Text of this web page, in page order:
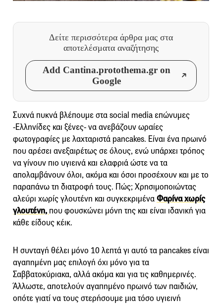
Δείτε περισσότερα άρθρα μας στα
αποτελέσματα αναζήτησης
Add Cantina.protothema.gr on
Google
Συχνά πυκνά βλέπουμε στα social media επώνυμες
-Ελληνίδες και ξένες- να ανεβάζουν ωραίες
φωτογραφίες με λαχταριστά pancakes. Είναι ένα πρωινό
που αρέσει ανεξαιρέτως σε όλους, ενώ υπάρχει τρόπος
να γίνουν πιο υγιεινά και ελαφριά ώστε να τα
απολαμβάνουν όλοι, ακόμα και όσοι προσέχουν και με το
παραπάνω τη διατροφή τους. Πώς; Χρησιμοποιώντας
αλεύρι χωρίς γλουτένη και συγκεκριμέναΦαρίνα χωρίς
γλουτένη, που φουσκώνει μόνη της και είναι ιδανική για
κάθε είδους κέικ.
Η συνταγή θέλει μόνο 10 λεπτά γι αυτό τα pancakes είναι
αγαπημένη μας επιλογή όχι μόνο για τα
Σαββατοκύριακα, αλλά ακόμα και για τις καθημερινές.
Άλλωστε, αποτελούν αγαπημένο πρωινό των παιδιών,
οπότε γιατί να τους στερήσουμε μια τόσο υγιεινή